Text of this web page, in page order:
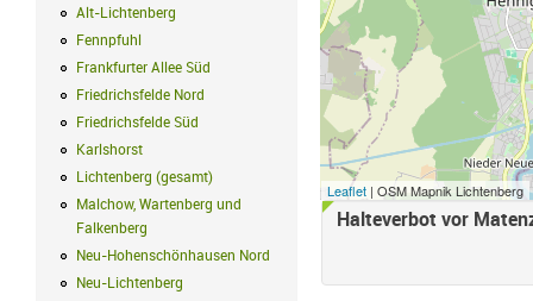
Alt-Lichtenberg Alt-Lichtenberg Filter anwenden
Fennpfuhl
Frankfurter Allee Süd
Frankfurter Allee Süd Filter anwenden
Friedrichsfelde Nord
Friedrichsfelde Nord Filter anwenden
Friedrichsfelde Süd
Friedrichsfelde Süd Filter anwenden
Karlshorst
Lichtenberg (gesamt) Lichtenberg (gesamt) Filter anwenden
Malchow, Wartenberg und
Falkenberg Malchow, Wartenberg und Falkenberg Filter anwenden
Neu-Hohenschönhausen Nord
Neu-Lichtenberg Neu-Lichtenberg Filter anwenden
Leaflet | OSM Mapnik Lichtenberg
Halteverbot vor
Seiten